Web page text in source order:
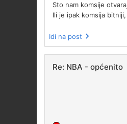
Sto nam komsije
Ili je ipak komsija
Idi na post
Re: NBA - općenito